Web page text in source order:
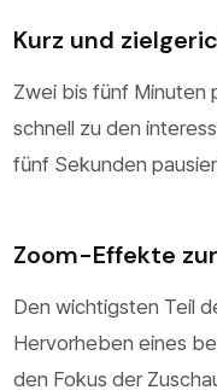
Kurz und
Zwei bis fünf Minuten
schnell zu den
fünf Sekunden
Zoom-Effekte
Den wichtigsten Teil
Hervorheben eines
den Fokus der